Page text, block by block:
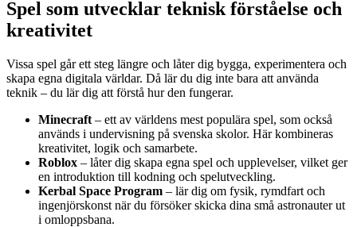
Spel som utvecklar teknisk förståelse och
kreativitet
Vissa spel går ett steg längre och låter dig bygga, experimentera och
skapa egna digitala världar. Då lär du dig inte bara att använda
teknik – du lär dig att förstå hur den fungerar.
Minecraft – ett av världens mest populära spel, som också
används i undervisning på svenska skolor. Här kombineras
kreativitet, logik och samarbete.
Roblox – låter dig skapa egna spel och upplevelser, vilket ger
en introduktion till kodning och spelutveckling.
Kerbal Space Program – lär dig om fysik, rymdfart och
ingenjörskonst när du försöker skicka dina små astronauter ut
i omloppsbana.